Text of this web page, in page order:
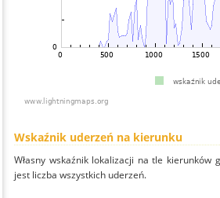
Wskaźnik uderzeń na kierunku
Własny wskaźnik lokalizacji na tle
jest liczba wszystkich uderzeń.